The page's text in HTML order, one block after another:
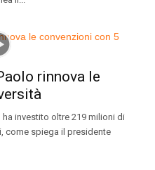
rinnova le
ha investito oltre 219 milioni di
come spiega il presidente